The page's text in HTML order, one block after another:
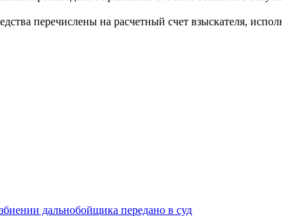
перечислены на расчетный счет взыскателя,
дальнобойщика передано в суд